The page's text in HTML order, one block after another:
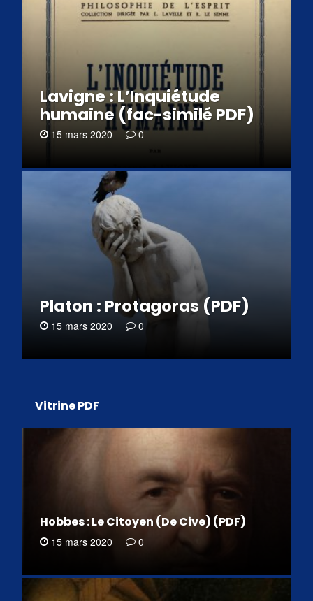
Lavigne : L’Inquiétude
humaine (fac-similé PDF)
15 mars 2020 0
Platon : Protagoras (PDF)
15 mars 2020 0
Vitrine PDF
Hobbes : Le Citoyen (De Cive) (PDF)
15 mars 2020 0